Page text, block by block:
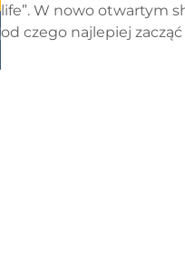
life”. W nowo otwartym
od czego najlepiej zacząć